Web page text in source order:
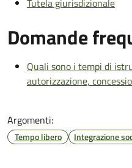
Tutela giurisdizionale
Domande
Quali sono i tempi di
autorizzazione,
Argomenti:
Tempo libero Integrazione